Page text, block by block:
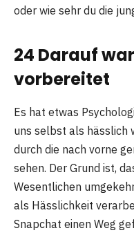
oder wie sehr du die
24 Darauf
vorbereitet
Es hat etwas
uns selbst als hässlich
durch die nach vorne
sehen. Der Grund ist,
Wesentlichen
als Hässlichkeit
Snapchat einen Weg